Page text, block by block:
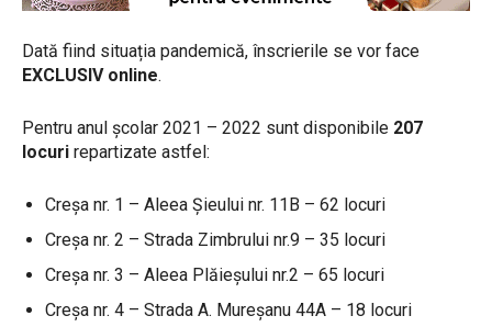
Dată fiind situația pandemică, înscrierile se vor face
EXCLUSIV online.
Pentru anul școlar 2021 – 2022 sunt disponibile 207
locuri repartizate astfel:
Creşa nr. 1 – Aleea Şieului nr. 11B – 62 locuri
Creşa nr. 2 – Strada Zimbrului nr.9 – 35 locuri
Creşa nr. 3 – Aleea Plăieşului nr.2 – 65 locuri
Creşa nr. 4 – Strada A. Mureşanu 44A – 18 locuri